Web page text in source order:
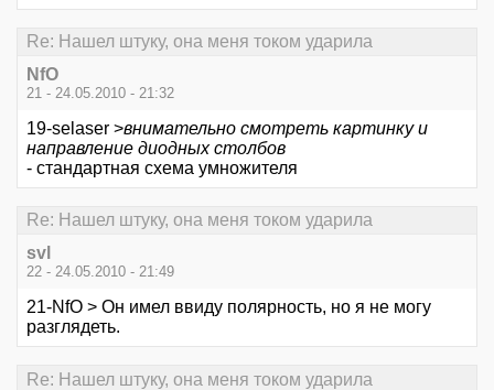
Re: Нашел штуку, она меня током ударила
NfO
21 - 24.05.2010 - 21:32
19-selaser >внимательно смотреть картинку и
направление диодных столбов
- стандартная схема умножителя
Re: Нашел штуку, она меня током ударила
svl
22 - 24.05.2010 - 21:49
21-NfO > Он имел ввиду полярность, но я не могу
разглядеть.
Re: Нашел штуку, она меня током ударила